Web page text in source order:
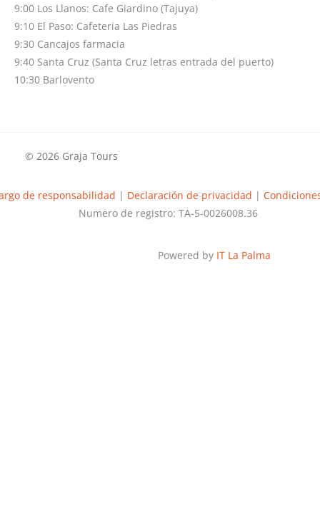
9:00 Los Llanos: Cafe Giardino (Tajuya)
9:10 El Paso: Cafeteria Las Piedras
9:30 Cancajos farmacia
9:40 Santa Cruz (Santa Cruz letras entrada del puerto)
10:30 Barlovento
© 2026 Graja Tours
de responsabilidad | Declaración de privacidad |
Numero de registro: TA-5-0026008.36
Powered by IT La Palma